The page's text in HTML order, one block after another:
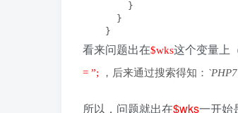
        }
      }
    }
看来问题出在$wks这个变量上
= ”; ，后来通过搜索得知：
所以，问题就出在$wks一开始